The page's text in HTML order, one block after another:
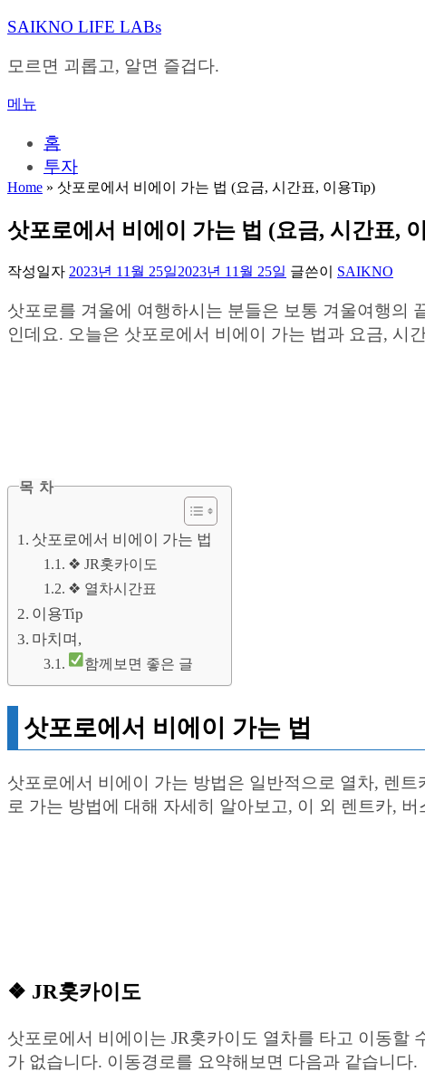
내
으
바
SAIKNO LIFE LABs
모르면 괴롭고, 알면 즐겁다.
메뉴
홈
투자
Home » 삿포로에서 비에이 가는 법 (요금, 시간표, 이용Tip)
삿포로에서 비에이 가는 법 (요금, 시간표,
작성일자 2023년 11월 25일2023년 11월 25일 글쓴이 SAIKNO
삿포로를 겨울에 여행하시는 분들은 보통 겨울여행의
인데요. 오늘은 삿포로에서 비에이 가는 법과 요금, 시
목 차
삿포로에서 비에이 가는 법
❖ JR홋카이도
❖ 열차시간표
이용Tip
마치며,
함께보면 좋은 글
삿포로에서 비에이 가는 법
삿포로에서 비에이 가는 방법은 일반적으로 열차, 렌
로 가는 방법에 대해 자세히 알아보고, 이 외 렌트카,
❖ JR홋카이도
삿포로에서 비에이는 JR홋카이도 열차를 타고 이동할
가 없습니다. 이동경로를 요약해보면 다음과 같습니다.